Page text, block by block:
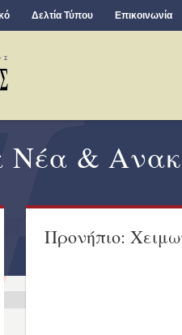
Δελτία Τύπου Επικοινωνία
Νέα &
Προνήπιο: